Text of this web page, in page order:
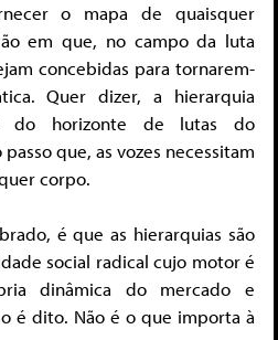
o mapa de quaisquer
em que, no campo da luta
concebidas para tornarem-
Quer dizer, a hierarquia
do horizonte de lutas do
que, as vozes necessitam
corpo.
é que as hierarquias são
social radical cujo motor é
dinâmica do mercado e
é dito. Não é o que importa à